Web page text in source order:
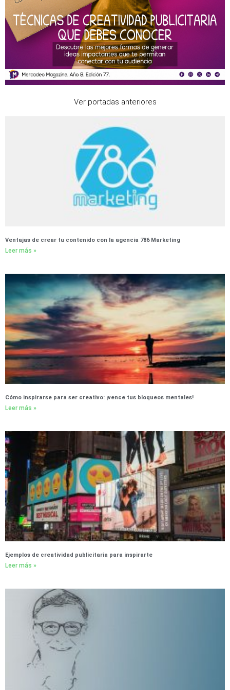
Ver portadas anteriores
Ventajas de crear tu contenido con la agencia 786 Marketing
Leer más »
Cómo inspirarse para ser creativo: ¡vence tus bloqueos mentales!
Leer más »
Ejemplos de creatividad publicitaria para inspirarte
Leer más »